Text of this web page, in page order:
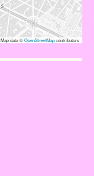
Map data ©OpenStreetMapcontributors